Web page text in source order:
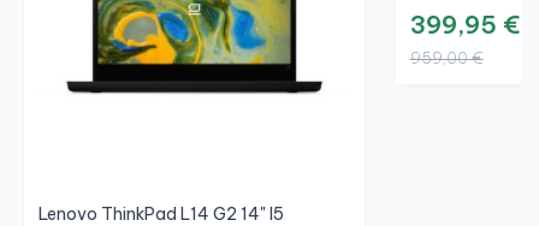
Lenovo ThinkPad L14 G2 14" I5
256GB, 3K, A+
399,95 €
959,00 €